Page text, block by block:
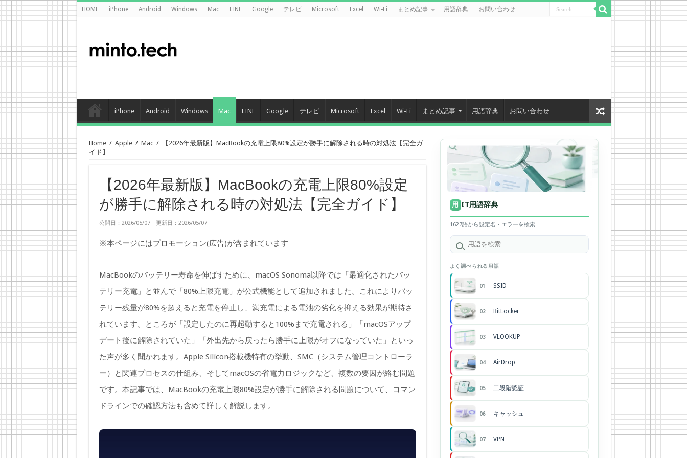
HOME iPhone Android Windows Mac LINE Google テレビ Microsoft Excel Wi-Fi まとめ記事 用語辞典 お問い合わせ
iPhone Android Windows Mac LINE Google テレビ Microsoft Excel Wi-Fi まとめ記事 用語辞典 お問い合わせ
Home / Apple / Mac /
【2026年最新版】MacBookの充電上限80%設定が勝手に解除される時の対処法【完全ガ
イド】
【2026年最新版】MacBookの充電上限80%設定
が勝手に解除される時の対処法【完全ガイド】
公開日：2026/05/07 更新日：2026/05/07
※本ページにはプロモーション(広告)が含まれています
MacBookのバッテリー寿命を伸ばすために、macOS Sonoma以降では「最適化されたバッ
テリー充電」と並んで「80%上限充電」が公式機能として追加されました。これによりバッ
テリー残量が80%を超えると充電を停止し、満充電による電池の劣化を抑える効果が期待さ
れています。ところが「設定したのに再起動すると100%まで充電される」「macOSアップ
デート後に解除されていた」「外出先から戻ったら勝手に上限がオフになっていた」といっ
た声が多く聞かれます。Apple Silicon搭載機特有の挙動、SMC（システム管理コントローラ
ー）と関連プロセスの仕組み、そしてmacOSの省電力ロジックなど、複数の要因が絡む問題
です。本記事では、MacBookの充電上限80%設定が勝手に解除される問題について、コマン
ドラインでの確認方法も含めて詳しく解説します。
用 IT用語辞典
1627語から設定名・エラーを検索
よく調べられる用語
01 SSID
02 BitLocker
03 VLOOKUP
04 AirDrop
05 二段階認証
06 キャッシュ
07 VPN